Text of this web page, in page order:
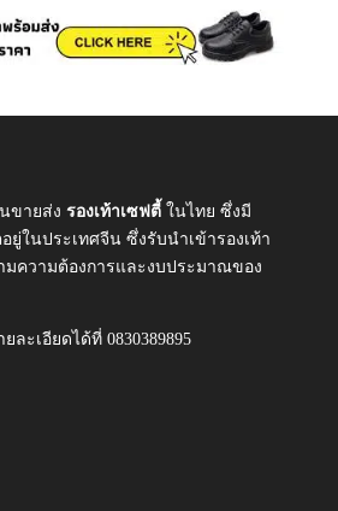
ขายส่ง รองเท้าเซฟตี้ ในไทย ซึ่งมี
ยู่ในประเทศจีน ซึ่งรับนำเข้ารองเท้า
ความต้องการและงบประมาณของ
ะเอียดได้ที่ 0830389895